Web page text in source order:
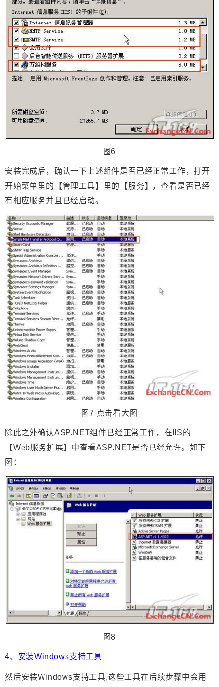
图6
安装完成后，确认一下上述组件是否已经正常工作，打开
开始菜单里的【管理工具】里的【服务】，查看是否已经
有相应服务并且已经启动。
图7 点击看大图
除此之外确认ASP.NET组件已经正常工作，在IIS的
【Web服务扩展】中查看ASP.NET是否已经允许。如下
图：
图8
4、安装Windows支持工具
然后安装Windows支持工具,这些工具在后续步骤中会用